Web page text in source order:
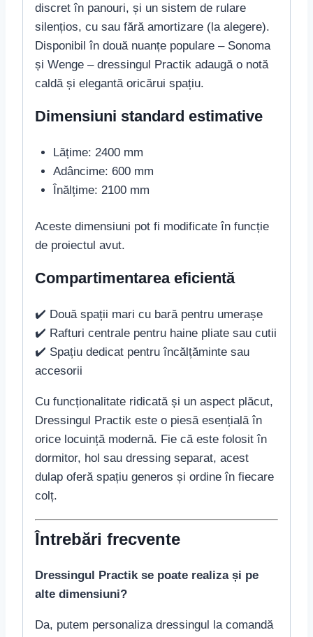
discret în panouri, și un sistem de rulare
silențios, cu sau fără amortizare (la alegere).
Disponibil în două nuanțe populare – Sonoma
și Wenge – dressingul Practik adaugă o notă
caldă și elegantă oricărui spațiu.
Dimensiuni standard estimative
Lățime: 2400 mm
Adâncime: 600 mm
Înălțime: 2100 mm
Aceste dimensiuni pot fi modificate în funcție
de proiectul avut.
Compartimentarea eficientă
✔️ Două spații mari cu bară pentru umerașe
✔️ Rafturi centrale pentru haine pliate sau cutii
✔️ Spațiu dedicat pentru încălțăminte sau
accesorii
Cu funcționalitate ridicată și un aspect plăcut,
Dressingul Practik este o piesă esențială în
orice locuință modernă. Fie că este folosit în
dormitor, hol sau dressing separat, acest
dulap oferă spațiu generos și ordine în fiecare
colț.
Întrebări frecvente
Dressingul Practik se poate realiza și pe
alte dimensiuni?
Da, putem personaliza dressingul la comandă